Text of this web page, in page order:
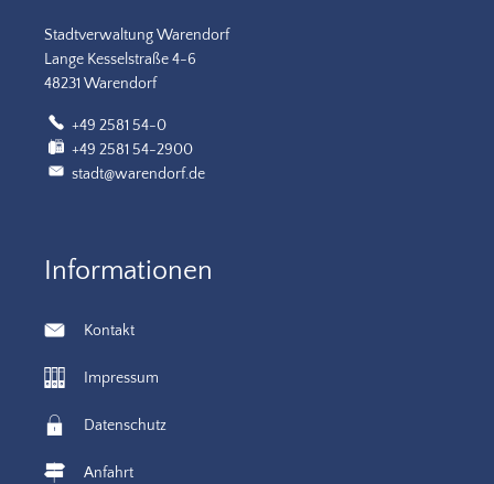
Stadtverwaltung Warendorf
Lange Kesselstraße 4-6
48231 Warendorf
+49 2581 54-0
+49 2581 54-2900
stadt@warendorf.de
Informationen
Kontakt
Impressum
Datenschutz
Anfahrt